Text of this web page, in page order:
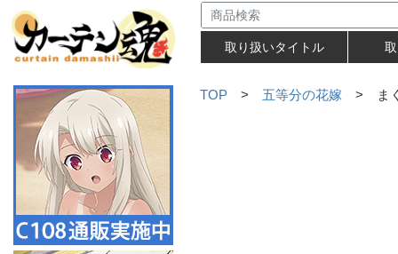
取り扱いタイトル
TOP > 五等分の花嫁 > まく